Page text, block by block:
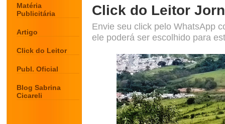
Matéria
Publicitária
Artigo
Click do Leitor
Publ. Oficial
Blog Sabrina
Cicareli
Click do Leitor
Envie seu click pelo WhatsApp
ele poderá ser escolhido para